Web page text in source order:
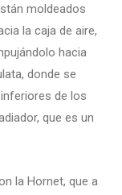
moldeados
la caja de aire,
hacia
donde se
de los
que es un
la Hornet, que a